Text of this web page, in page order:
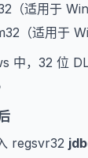
（适用于
（适用于
中，32 位
regsvr32